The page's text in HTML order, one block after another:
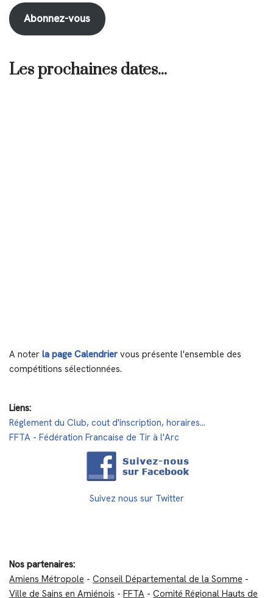
Abonnez-vous
Les prochaines dates...
A noter la page Calendrier vous présente l'ensemble des
compétitions sélectionnées.
Liens:
Réglement du Club, cout d'inscription, horaires...
FFTA - Fédération Francaise de Tir à l'Arc
Suivez nous sur Twitter
Nos partenaires:
Amiens Métropole - Conseil Départemental de la Somme -
Ville de Sains en Amiénois - FFTA - Comité Régional Hauts de